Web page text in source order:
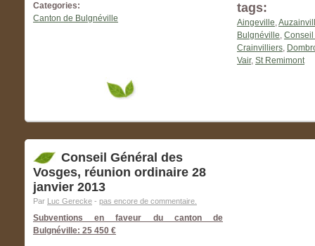
Categories:
Canton de Bulgnéville
tags:
Aingeville,
Bulgnéville, Conseil
Crainvilliers,
Vair, St Remimont
Conseil Général des
Vosges, réunion ordinaire 28
janvier 2013
Par Luc Gerecke - pas encore de commentaire.
Subventions en faveur du canton de
Bulgnéville: 25 450 €